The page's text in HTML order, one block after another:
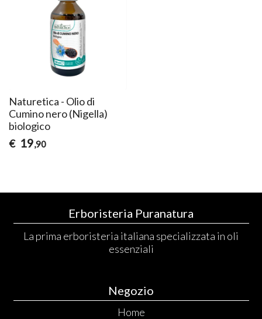
Naturetica - Olio di
Cumino nero (Nigella)
biologico
€ 19,90
Erboristeria Puranatura
La prima erboristeria italiana specializzata in oli
essenziali
Negozio
Home